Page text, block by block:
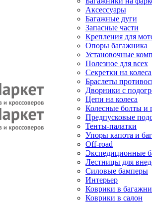
Аксессуары
Багажные дуги
Запасные части
Крепления для
Опоры багажника
Установочные
Полезное для всех
Секретки на колеса
Браслеты
Дворники с
Цепи на колеса
Колесные болты и
Предпусковые
Тенты-палатки
Упоры капота и
Off-road
Экспедиционные
Лестницы для
Силовые бамперы
Интерьер
Коврики в
Коврики в салон